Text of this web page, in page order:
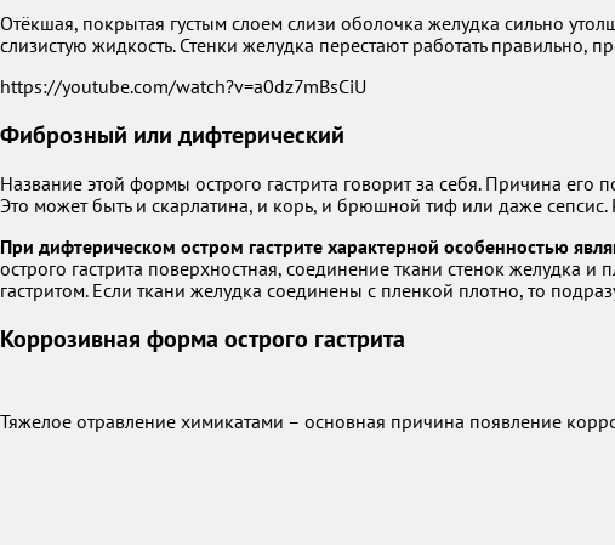
Отёкшая, покрытая густым слоем слизи оболочка желудка сильно
слизистую жидкость. Стенки желудка перестают работать правильно,
https://youtube.com/watch?v=a0dz7mBsCiU
Фиброзный или дифтерический
Название этой формы острого гастрита говорит за себя. Причина
Это может быть и скарлатина, и корь, и брюшной тиф или даже
При дифтерическом остром гастрите характерной особенностью
острого гастрита поверхностная, соединение ткани стенок желудка
гастритом. Если ткани желудка соединены с пленкой плотно, то
Коррозивная форма острого гастрита
Тяжелое отравление химикатами – основная причина появление